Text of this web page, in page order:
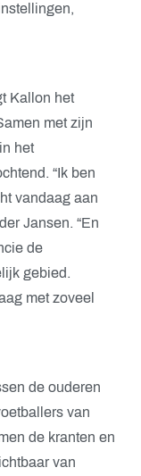
Kallon het
met zijn
het
“Ik ben
vandaag aan
Jansen. “En
de
gebied.
met zoveel
de ouderen
van
de kranten en
van